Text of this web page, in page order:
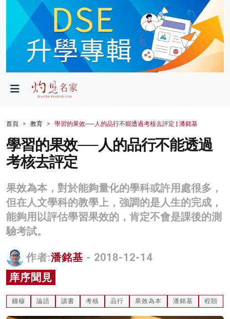
政局
財經
生活
健康
商業
科技
影片
灼見活動
關於我們
首頁 教育 學習的果效──人的品行不能透過考核去評定 | 潘銘基
學習的果效──人的品行不能透過
考核去評定
果效為本，對於能夠量化的學科或許用處很多，
但在人文學科的教學上，強調的是人生的完成，
能夠用以評估學習果效的，肯定不會是課後的測
驗考試。
作者:潘銘基 - 2018-12-14
庠序聞見
錢穆 論語 讀書 考核 品行 果效為本 潘銘基 程頤